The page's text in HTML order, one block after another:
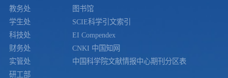
教务处
学生处
科技处
财务处
实管处
研工部
图书馆
SCIE科学引文索引
EI Compendex
CNKI 中国知网
中国科学院文献情报中心期刊分区表